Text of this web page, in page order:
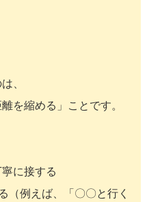
、
を縮める」ことです。
に接する
（例えば、「〇〇と行く